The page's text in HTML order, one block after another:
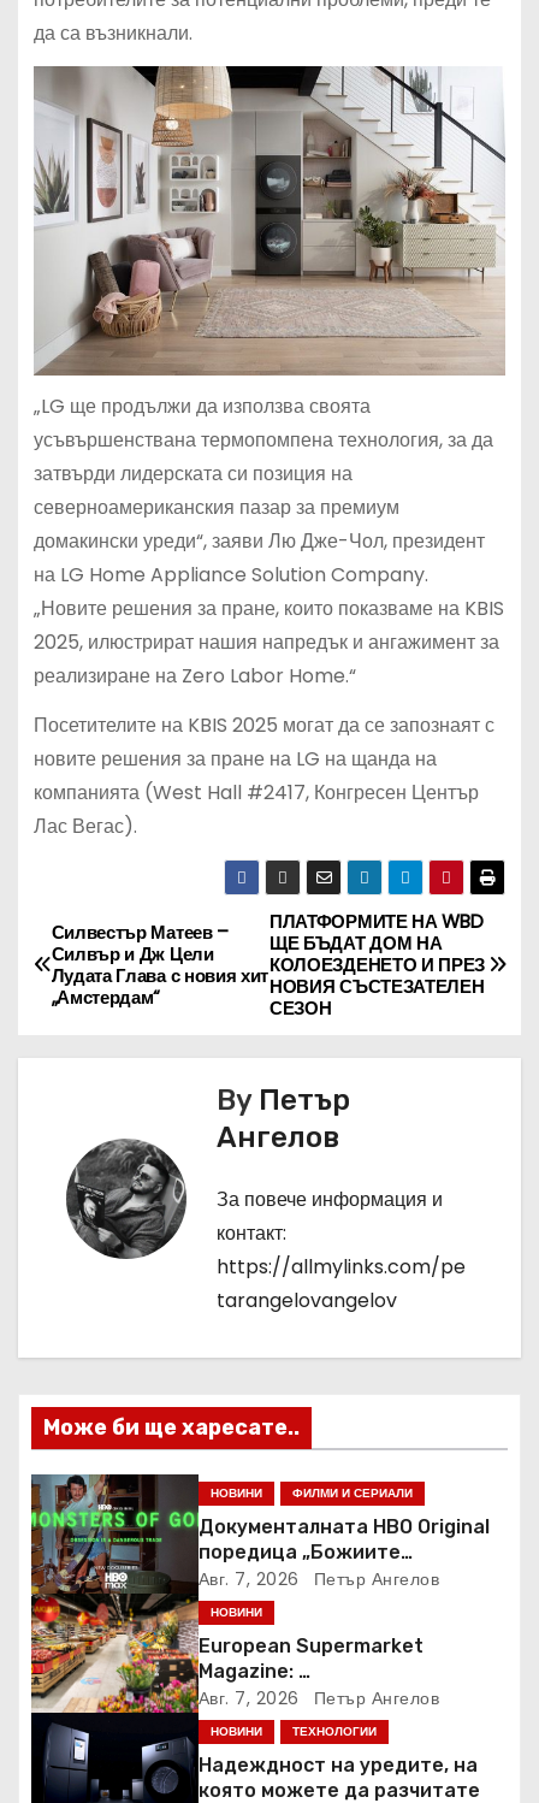
да са възникнали.
„LG ще продължи да използва своята
усъвършенствана термопомпена технология, за да
затвърди лидерската си позиция на
северноамериканския пазар за премиум
домакински уреди“, заяви Лю Дже-Чол, президент
на LG Home Appliance Solution Company.
„Новите решения за пране, които показваме на KBIS
2025, илюстрират нашия напредък и ангажимент за
реализиране на Zero Labor Home.“
Посетителите на KBIS 2025 могат да се запознаят с
новите решения за пране на LG на щанда на
компанията (West Hall #2417, Конгресен Център
Лас Вегас).
Н
а
ПЛАТФОРМИТЕ НА WBD
ЩЕ БЪДАТ ДОМ НА
КОЛОЕЗДЕНЕТО И ПРЕЗ
НОВИЯ СЪСТЕЗАТЕЛЕН
СЕЗОН
Силвестър Матеев –
Силвър и Дж Цели
Лудата Глава с новия хит
„Амстердам“
By Петър
Ангелов
За повече информация и
контакт:
https://allmylinks.com/pe
tarangelovangelov
Може би ще харесате..
НОВИНИ ФИЛМИ И СЕРИАЛИ
Документалната HBO Original
поредица „Божиите
чудовища“ дебютира в HBO
Max
Авг. 7, 2026 Петър Ангелов
НОВИНИ
European Supermarket
Magazine:
Български магазин е сред
най-добрите супермаркети в
Европа
Авг. 7, 2026 Петър Ангелов
НОВИНИ ТЕХНОЛОГИИ
Надеждност на уредите, на
която можете да разчитате